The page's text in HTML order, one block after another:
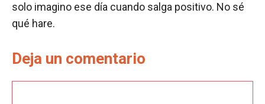
solo imagino ese día cuando salga positivo. No sé
qué hare.
Deja un comentario